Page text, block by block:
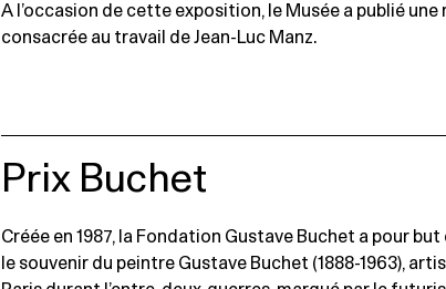
A l’occasion de cette exposition, le Musée a publié
consacrée au travail de Jean-Luc Manz.
Prix Buchet
Créée en 1987, la Fondation Gustave Buchet a pour
le souvenir du peintre Gustave Buchet (1888-1963),